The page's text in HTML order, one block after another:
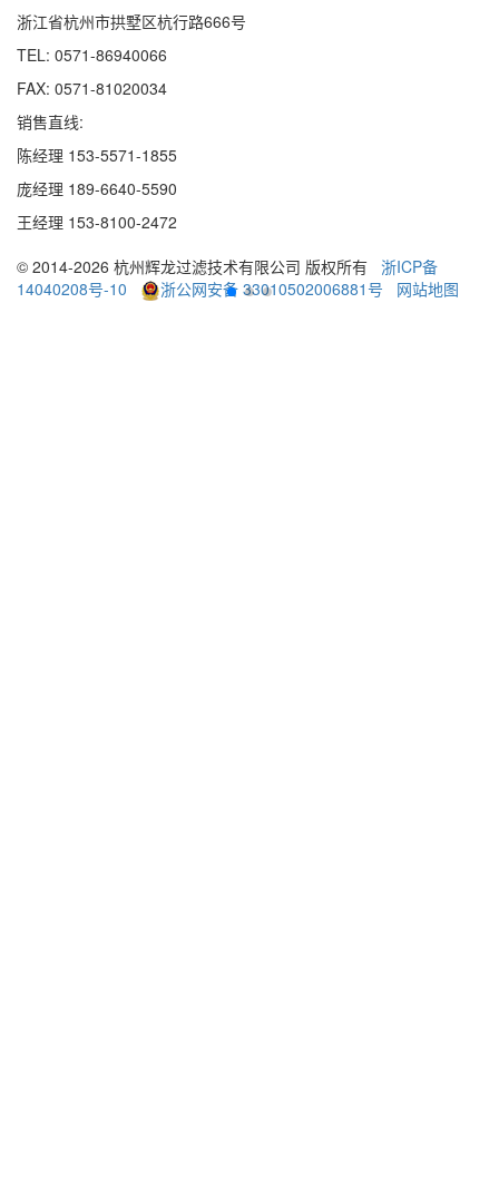
浙江省杭州市拱墅区杭行路666号
TEL: 0571-86940066
FAX: 0571-81020034
销售直线:
陈经理 153-5571-1855
庞经理 189-6640-5590
王经理 153-8100-2472
© 2014-2026 杭州辉龙过滤技术有限公司 版权所有 浙ICP备
14040208号-10
浙公网安备 33010502006881号 网站地图